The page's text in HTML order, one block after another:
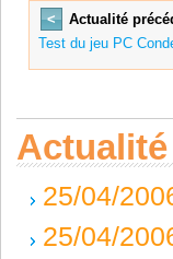
<
Actualité
Test du jeu PC
25/04/
25/04/